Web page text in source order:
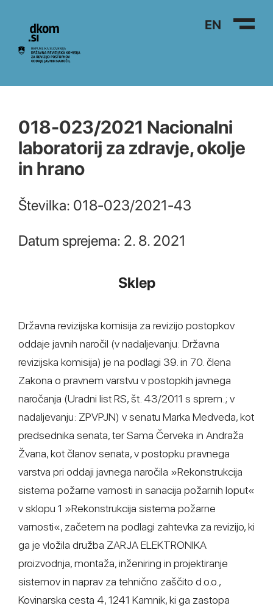
Na vsebino EN
018-023/2021 Nacionalni
laboratorij za zdravje, okolje
in hrano
Številka: 018-023/2021-43
Datum sprejema: 2. 8. 2021
Sklep
Državna revizijska komisija za revizijo postopkov
oddaje javnih naročil (v nadaljevanju: Državna
revizijska komisija) je na podlagi 39. in 70. člena
Zakona o pravnem varstvu v postopkih javnega
naročanja (Uradni list RS, št. 43/2011 s sprem.; v
nadaljevanju: ZPVPJN) v senatu Marka Medveda, kot
predsednika senata, ter Sama Červeka in Andraža
Žvana, kot članov senata, v postopku pravnega
varstva pri oddaji javnega naročila »Rekonstrukcija
sistema požarne varnosti in sanacija požarnih loput«
v sklopu 1 »Rekonstrukcija sistema požarne
varnosti«, začetem na podlagi zahtevka za revizijo, ki
ga je vložila družba ZARJA ELEKTRONIKA
proizvodnja, montaža, inženiring in projektiranje
sistemov in naprav za tehnično zaščito d.o.o.,
Kovinarska cesta 4, 1241 Kamnik, ki ga zastopa